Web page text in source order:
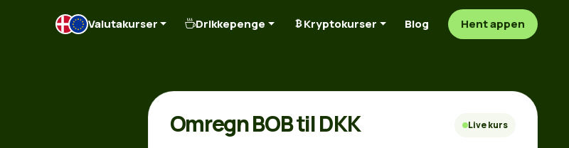
Valutakurser Drikkepenge Kryptokurser Blog Hent appen
Omregn BOB til DKK Live kurs